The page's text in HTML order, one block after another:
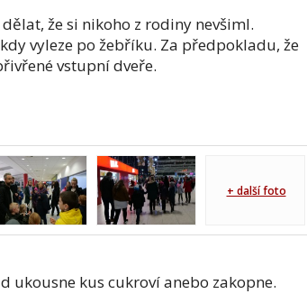
že si nikoho z rodiny nevšiml.
vyleze po žebříku. Za předpokladu, že
vstupní dveře.
+ další foto
ukousne kus cukroví anebo zakopne.